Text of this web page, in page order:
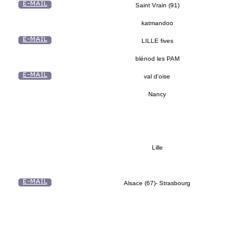
Saint Vrain (91)
katmandoo
LILLE fives
blénod les PAM
val d'oise
Nancy
Lille
Alsace (67)- Strasbourg